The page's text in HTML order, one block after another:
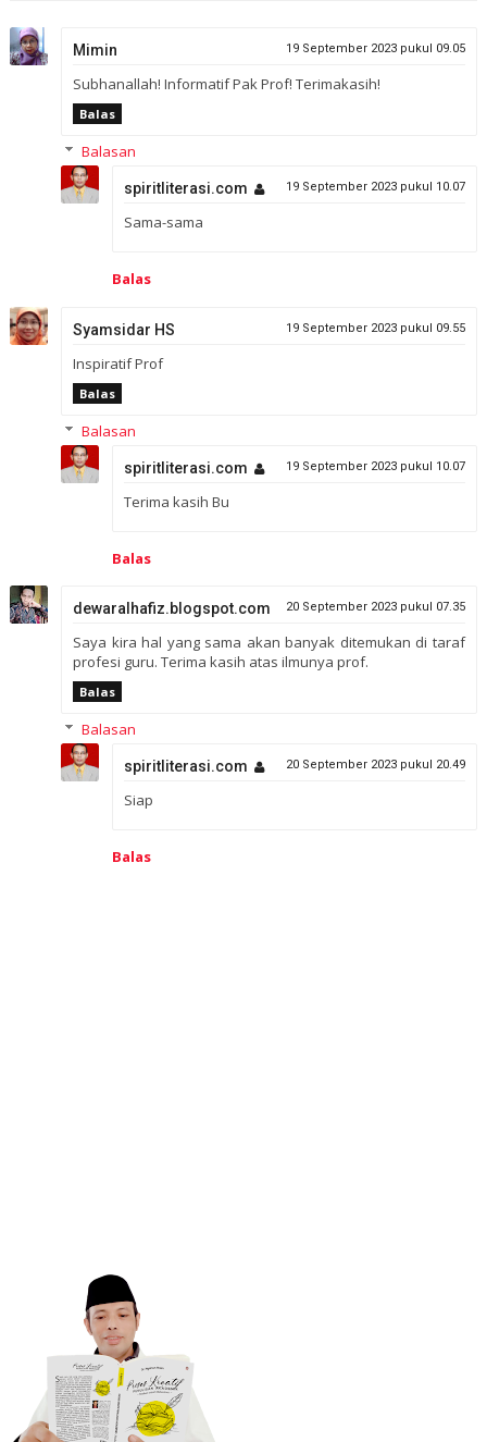
Mimin 19 September 2023 pukul 09.05
Subhanallah! Informatif Pak Prof! Terimakasih!
Balas
Balasan
spiritliterasi.com 19 September 2023 pukul 10.07
Sama-sama
Balas
Syamsidar HS 19 September 2023 pukul 09.55
Inspiratif Prof
Balas
Balasan
spiritliterasi.com 19 September 2023 pukul 10.07
Terima kasih Bu
Balas
dewaralhafiz.blogspot.com 20 September 2023 pukul 07.35
Saya kira hal yang sama akan banyak ditemukan di taraf
profesi guru. Terima kasih atas ilmunya prof.
Balas
Balasan
spiritliterasi.com 20 September 2023 pukul 20.49
Siap
Balas